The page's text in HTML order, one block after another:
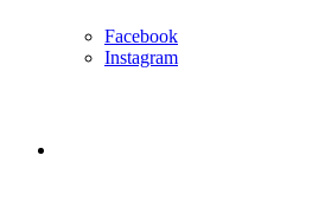
Facebook
Instagram